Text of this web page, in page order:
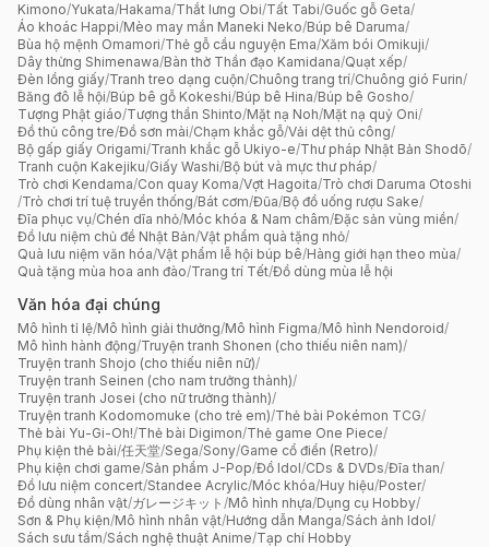
Kimono/Yukata/Hakama/Thắt lưng Obi/Tất Tabi/Guốc gỗ Geta/
Áo khoác Happi/Mèo may mắn Maneki Neko/Búp bê Daruma/
Bùa hộ mệnh Omamori/Thẻ gỗ cầu nguyện Ema/Xăm bói Omikuji/
Dây thừng Shimenawa/Bàn thờ Thần đạo Kamidana/Quạt xếp/
Đèn lồng giấy/Tranh treo dạng cuộn/Chuông trang trí/Chuông gió Furin/
Băng đô lễ hội/Búp bê gỗ Kokeshi/Búp bê Hina/Búp bê Gosho/
Tượng Phật giáo/Tượng thần Shinto/Mặt nạ Noh/Mặt nạ quỷ Oni/
Đồ thủ công tre/Đồ sơn mài/Chạm khắc gỗ/Vải dệt thủ công/
Bộ gấp giấy Origami/Tranh khắc gỗ Ukiyo-e/Thư pháp Nhật Bản Shodō/
Tranh cuộn Kakejiku/Giấy Washi/Bộ bút và mực thư pháp/
Trò chơi Kendama/Con quay Koma/Vợt Hagoita/Trò chơi Daruma Otoshi
/Trò chơi trí tuệ truyền thống/Bát cơm/Đũa/Bộ đồ uống rượu Sake/
Đĩa phục vụ/Chén dĩa nhỏ/Móc khóa & Nam châm/Đặc sản vùng miền/
Đồ lưu niệm chủ đề Nhật Bản/Vật phẩm quà tặng nhỏ/
Quà lưu niệm văn hóa/Vật phẩm lễ hội búp bê/Hàng giới hạn theo mùa/
Quà tặng mùa hoa anh đào/Trang trí Tết/Đồ dùng mùa lễ hội
Văn hóa đại chúng
Mô hình tỉ lệ/Mô hình giải thưởng/Mô hình Figma/Mô hình Nendoroid/
Mô hình hành động/Truyện tranh Shonen (cho thiếu niên nam)/
Truyện tranh Shojo (cho thiếu niên nữ)/
Truyện tranh Seinen (cho nam trưởng thành)/
Truyện tranh Josei (cho nữ trưởng thành)/
Truyện tranh Kodomomuke (cho trẻ em)/Thẻ bài Pokémon TCG/
Thẻ bài Yu-Gi-Oh!/Thẻ bài Digimon/Thẻ game One Piece/
Phụ kiện thẻ bài/任天堂/Sega/Sony/Game cổ điển (Retro)/
Phụ kiện chơi game/Sản phẩm J-Pop/Đồ Idol/CDs & DVDs/Đĩa than/
Đồ lưu niệm concert/Standee Acrylic/Móc khóa/Huy hiệu/Poster/
Đồ dùng nhân vật/ガレージキット /Mô hình nhựa/Dụng cụ Hobby/
Sơn & Phụ kiện/Mô hình nhân vật/Hướng dẫn Manga/Sách ảnh Idol/
Sách sưu tầm/Sách nghệ thuật Anime/Tạp chí Hobby